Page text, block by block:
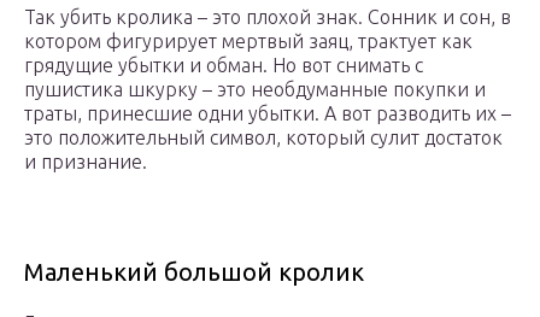
Так убить кролика – это плохой знак. Сонник и сон, в
котором фигурирует мертвый заяц, трактует как
грядущие убытки и обман. Но вот снимать с
пушистика шкурку – это необдуманные покупки и
траты, принесшие одни убытки. А вот разводить их –
это положительный символ, который сулит достаток
и признание.
Маленький большой кролик